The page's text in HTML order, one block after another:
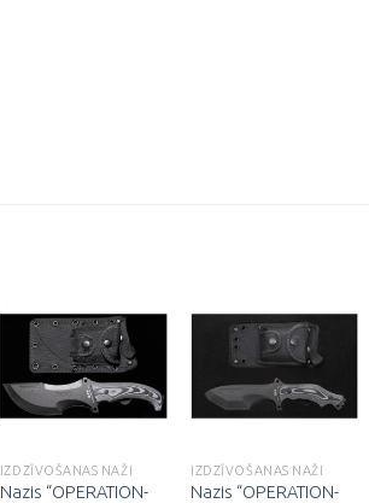
Pievienot
vēlmju
IZDZĪVOŠANAS NAŽI
Nazis “OPERATION-
Pievienot
vēlmju
IZDZĪVOŠANAS NAŽI
Nazis “OPERATION-